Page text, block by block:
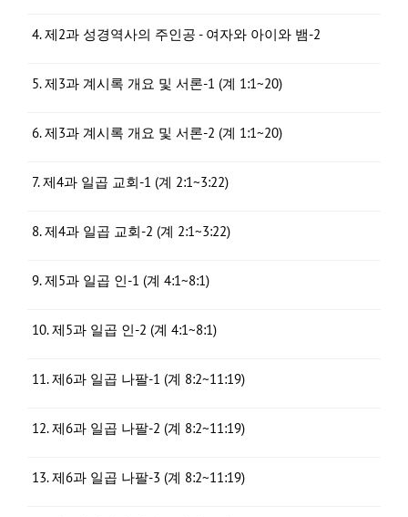
4. 제2과 성경역사의 주인공 - 여자와 아이와 뱀-2
5. 제3과 계시록 개요 및 서론-1 (계 1:1~20)
6. 제3과 계시록 개요 및 서론-2 (계 1:1~20)
7. 제4과 일곱 교회-1 (계 2:1~3:22)
8. 제4과 일곱 교회-2 (계 2:1~3:22)
9. 제5과 일곱 인-1 (계 4:1~8:1)
10. 제5과 일곱 인-2 (계 4:1~8:1)
11. 제6과 일곱 나팔-1 (계 8:2~11:19)
12. 제6과 일곱 나팔-2 (계 8:2~11:19)
13. 제6과 일곱 나팔-3 (계 8:2~11:19)